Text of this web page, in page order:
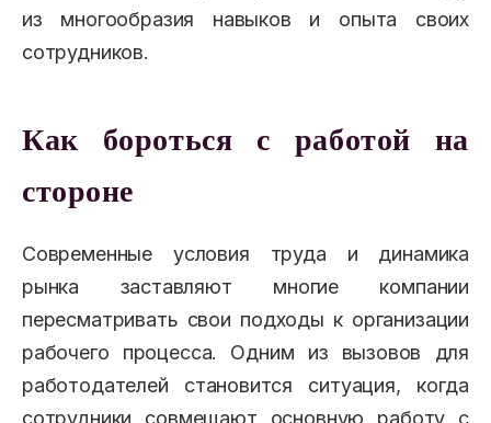
из многообразия навыков и опыта своих
сотрудников.
Как бороться с работой на
стороне
Современные условия труда и динамика
рынка заставляют многие компании
пересматривать свои подходы к организации
рабочего процесса. Одним из вызовов для
работодателей становится ситуация, когда
сотрудники совмещают основную работу с